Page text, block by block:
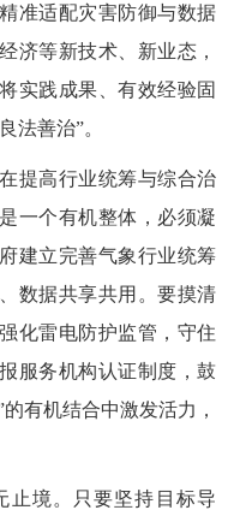
准适配灾害防御与数据
济等新技术、新业态，
实践成果、有效经验固
法善治”。
高行业统筹与综合治
一个有机整体，必须凝
建立完善气象行业统筹
数据共享共用。要摸清
化雷电防护监管，守住
服务机构认证制度，鼓
有机结合中激发活力，
境。只要坚持目标导